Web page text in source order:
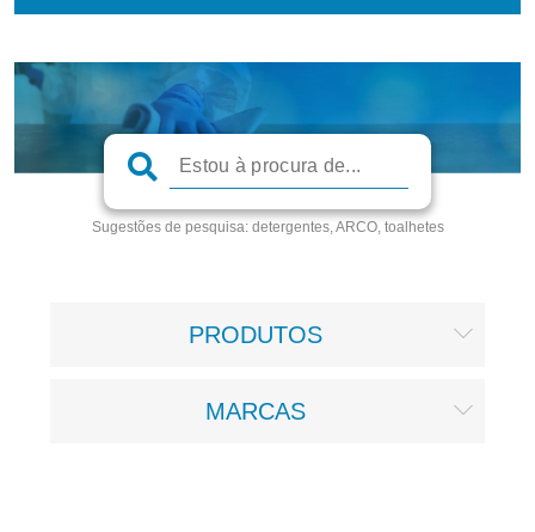
Sugestões de pesquisa:detergentes, ARCO, toalhetes
PRODUTOS
MARCAS